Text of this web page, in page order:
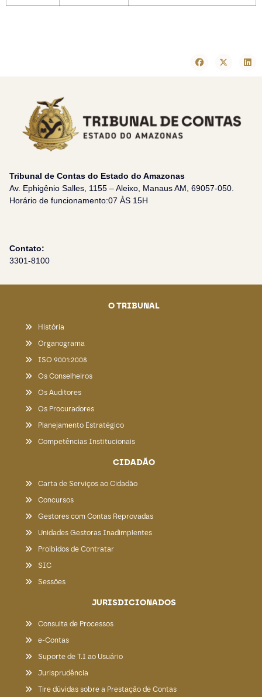
Tribunal de Contas do Estado do Amazonas
Av. Ephigênio Salles, 1155 – Aleixo, Manaus AM, 69057-050.
Horário de funcionamento:07 ÀS 15H
Contato:
3301-8100
O TRIBUNAL
História
Organograma
ISO 9001:2008
Os Conselheiros
Os Auditores
Os Procuradores
Planejamento Estratégico
Competências Institucionais
CIDADÃO
Carta de Serviços ao Cidadão
Concursos
Gestores com Contas Reprovadas
Unidades Gestoras Inadimplentes
Proibidos de Contratar
SIC
Sessões
JURISDICIONADOS
Consulta de Processos
e-Contas
Suporte de T.I ao Usuário
Jurisprudência
Tire dúvidas sobre a Prestação de Contas